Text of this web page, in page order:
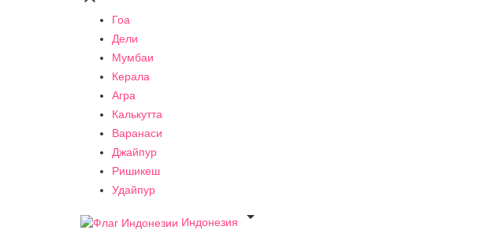
Гоа
Дели
Мумбаи
Керала
Агра
Калькутта
Варанаси
Джайпур
Ришикеш
Удайпур
Индонезия
